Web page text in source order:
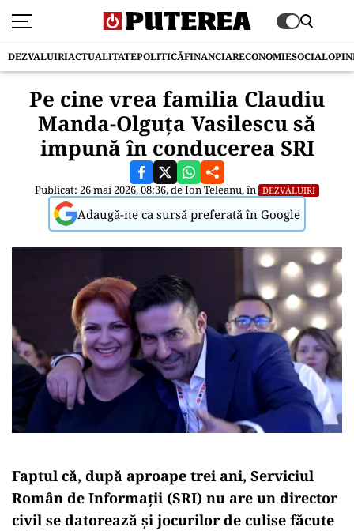
DEZVALUIRIACTUALITATEPOLITICĂFINANCIARECONOMIESOCIAL
Pe cine vrea familia Claudiu
Manda-Olguța Vasilescu să
impună în conducerea SRI
Publicat: 26 mai 2026, 08:36, deIon Teleanu, în DEZVĂLUIRI
Adaugă-ne ca sursă preferată în Google
Faptul că, după aproape trei ani, Serviciul
Român de Informații (SRI) nu are un director
civil se datorează și jocurilor de culise făcute